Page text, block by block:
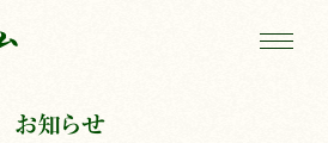
お知らせ